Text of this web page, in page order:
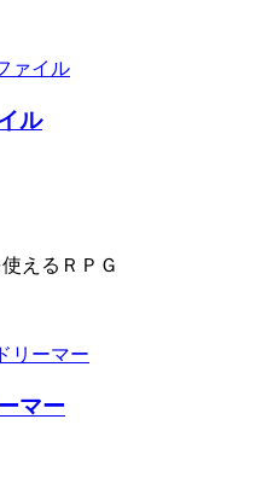
ル
えるＲＰＧ
マー